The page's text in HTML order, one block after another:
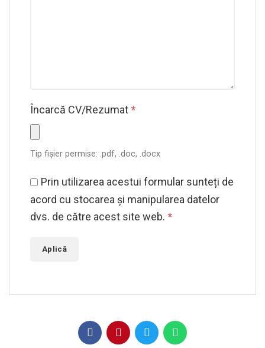
Încarcă CV/Rezumat *
Tip fișier permise: .pdf, .doc, .docx
Prin utilizarea acestui formular sunteți de
acord cu stocarea și manipularea datelor
dvs. de către acest site web. *